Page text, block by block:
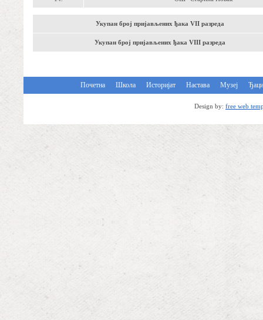
Укупан број пријављених ђака VII разреда
Укупан број пријављених ђака VIII разреда
Почетна Школа Историјат Настава Музеј Ђаци
Design by: free web